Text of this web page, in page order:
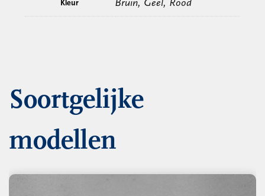
Kleur Bruin, Geel, Rood
Soortgelijke
modellen